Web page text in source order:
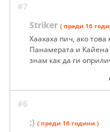
#7
Striker ( преди 16
Хаахаха пич, ако
Панамерата и
знам как да ги
#6
;) ( преди 16 години )